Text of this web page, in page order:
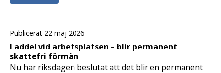
Publicerat 22 maj 2026
Laddel vid arbetsplatsen – blir permanent
skattefri förmån
Nu har riksdagen beslutat att det blir en permanent